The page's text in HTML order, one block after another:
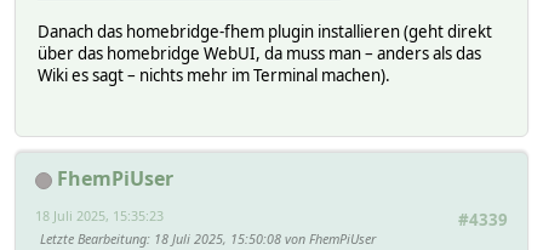
Danach das homebridge-fhem plugin installieren (geht direkt
über das homebridge WebUI, da muss man – anders als das
Wiki es sagt – nichts mehr im Terminal machen).
FhemPiUser
#4339
18 Juli 2025, 15:35:23
Letzte Bearbeitung: 18 Juli 2025, 15:50:08 von FhemPiUser